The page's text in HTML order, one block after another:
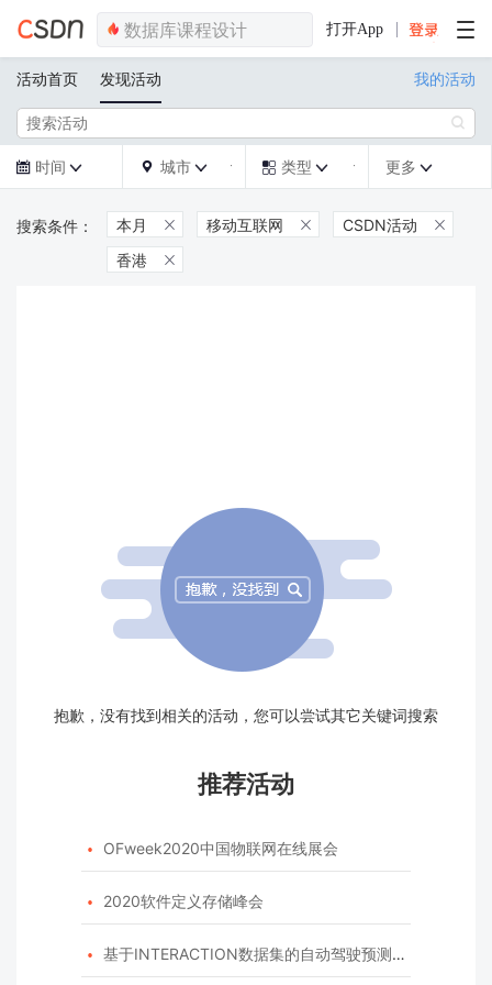
打开App
活动首页 发现活动 我的活动

 时间   城市   类型  更多 
本月  移动互联网  CSDN活动 
香港 
抱歉，没有找到相关的活动，您可以尝试其它关键词搜索
推荐活动
 OFweek2020中国物联网在线展会
 2020软件定义存储峰会
 基于INTERACTION数据集的自动驾驶预测模型挑战赛